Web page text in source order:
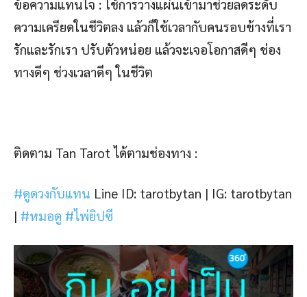
ข้อความแทนใจ : ใช้การวางแผ่นเข้ามาช่วยลดระดับ
ความเครียดในชีวิตลง แล้วก็ใช้เวลากับคนรอบข้างที่เรา
รักและรักเรา ปรับตัวหน่อย แล้วจะเจอโอกาสดีๆ ช่อง
ทางดีๆ ช่วงเวลาดีๆ ในชีวิต
ติดตาม Tan Tarot ได้ตามช่องทาง :
#ดูดวงกับแทน Line ID: tarotbytan | IG: tarotbytan
| #หมอดู #ไพ่ยิปซี